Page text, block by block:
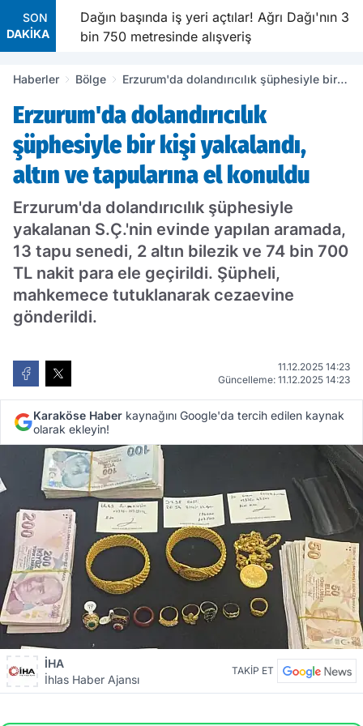
SON
DAKİKA
Dağın başında iş yeri açtılar! Ağrı Dağı'nın 3
bin 750 metresinde alışveriş
Haberler Bölge
Erzurum'da dolandırıcılık şüphesiyle bir
konuldu
Erzurum'da dolandırıcılık
şüphesiyle bir kişi yakalandı,
altın ve tapularına el konuldu
Erzurum'da dolandırıcılık şüphesiyle
yakalanan S.Ç.'nin evinde yapılan aramada,
13 tapu senedi, 2 altın bilezik ve 74 bin 700
TL nakit para ele geçirildi. Şüpheli,
mahkemece tutuklanarak cezaevine
gönderildi.
11.12.2025 14:23
Güncelleme: 11.12.2025 14:23
Karaköse Haber kaynağını Google'da tercih edilen kaynak
olarak ekleyin!
İHA
İhlas Haber Ajansı
TAKİP ET